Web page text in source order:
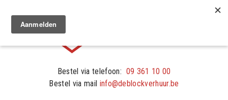
Bestel via telefoon: 09 361 10 00
Bestel via mail info@deblockverhuur.be